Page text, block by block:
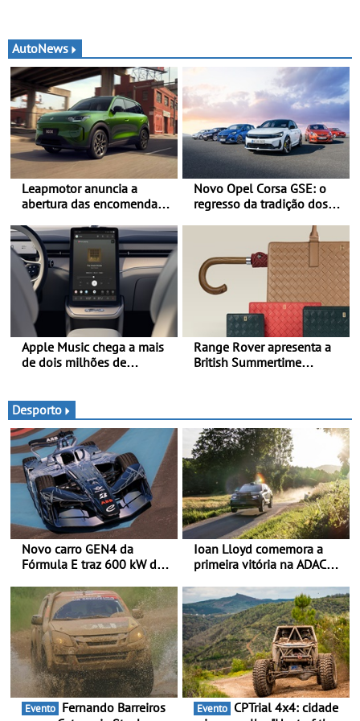
AutoNews
Leapmotor anuncia a
abertura das encomendas
referência no segmento
dos crossovers urbanos
Novo Opel Corsa GSE: o
regresso da tradição dos
potente, rápido: 207 kW
(281 cv), 345 Nm, 0 aos
100 km/h em 5,5 segundos
Apple Music chega a mais
de dois milhões de
Range Rover apresenta a
British Summertime
rituais e momentos
culturais da época de verão
britânica
Desporto
Novo carro GEN4 da
Fórmula E traz 600 kW de
de tração integral ao
programa de competição
elétrica da Nissan - São
600 kW (816 cv) e acelera
dos 0 aos 100 km/h em 1,8
segundos
Ioan Lloyd comemora a
primeira vitória na ADAC
Schönborn é a segunda
mulher a subir ao pódio na
Rally Cup
Evento Evento